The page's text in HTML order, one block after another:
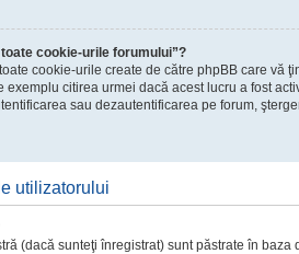
cookie-urile forumului”?
cookie-urile create de către phpBB care vă
exemplu citirea urmei dacă acest lucru a fost
sau dezautentificarea pe forum,
utilizatorului
(dacă sunteţi înregistrat) sunt păstrate în baza